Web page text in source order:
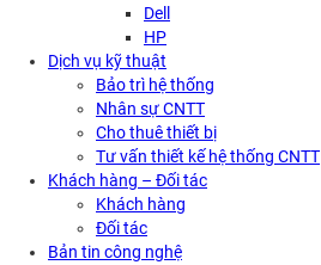
Dell
HP
Dịch vụ kỹ thuật
Bảo trì hệ thống
Nhân sự CNTT
Cho thuê thiết bị
Tư vấn thiết kế hệ thống CNTT
Khách hàng – Đối tác
Khách hàng
Đối tác
Bản tin công nghệ